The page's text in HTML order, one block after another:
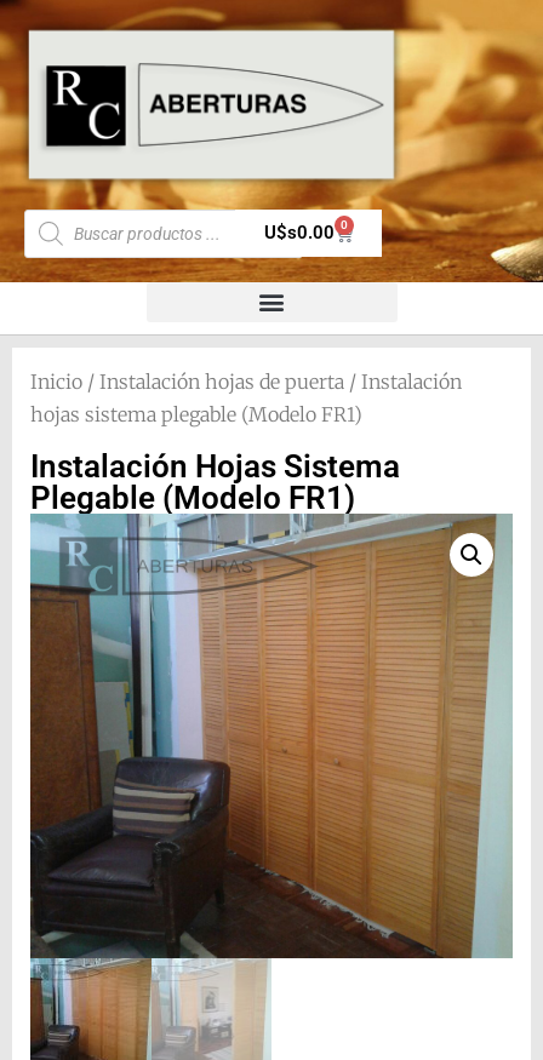
U$s0.00 0
Inicio / Instalación hojas de puerta / Instalación
hojas sistema plegable (Modelo FR1)
Instalación Hojas Sistema
Plegable (Modelo FR1)